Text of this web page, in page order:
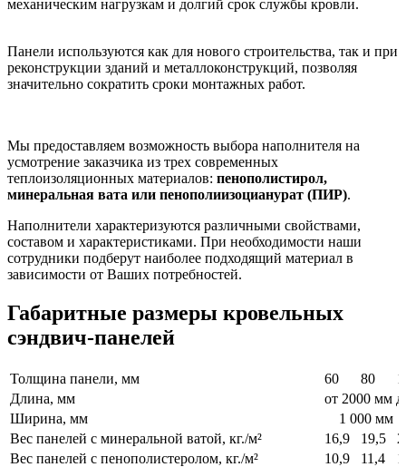
механическим нагрузкам и долгий срок службы кровли.
Панели используются как для нового строительства, так и при
реконструкции зданий и металлоконструкций, позволяя
значительно сократить сроки монтажных работ.
Мы предоставляем возможность выбора наполнителя на
усмотрение заказчика из трех современных
теплоизоляционных материалов: пенополистирол,
минеральная вата или пенополиизоцианурат (ПИР).
Наполнители характеризуются различными свойствами,
составом и характеристиками. При необходимости наши
сотрудники подберут наиболее подходящий материал в
зависимости от Ваших потребностей.
Габаритные размеры кровельных
сэндвич-панелей
Толщина панели, мм 60 80
Длина, мм
от 2000 мм
Ширина, мм
1 000 мм
Вес панелей с минеральной ватой, кг./м²
16,9 19,5
Вес панелей с пенополистеролом, кг./м²
10,9 11,4